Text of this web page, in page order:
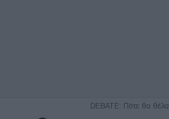
DEBATE: Πότε θα